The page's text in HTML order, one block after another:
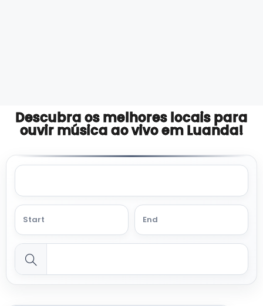
Descubra os melhores locais para
ouvir música ao vivo em Luanda!